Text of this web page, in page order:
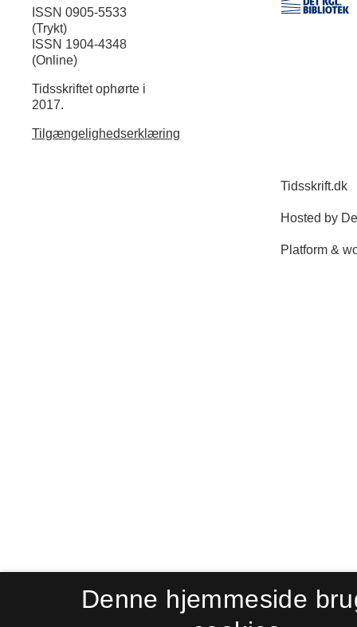
ISSN 0905-5533
(Trykt)
ISSN 1904-4348
(Online)
Tidsskriftet ophørte i
2017.
Tilgængelighedserklæring
Denne hjemmeside